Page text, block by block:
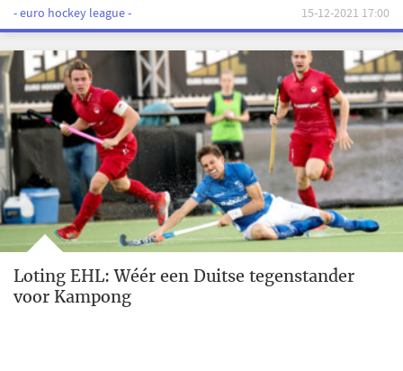
- euro hockey league - 15-12-2021 17:00
Loting EHL: Wéér een Duitse tegenstander
voor Kampong